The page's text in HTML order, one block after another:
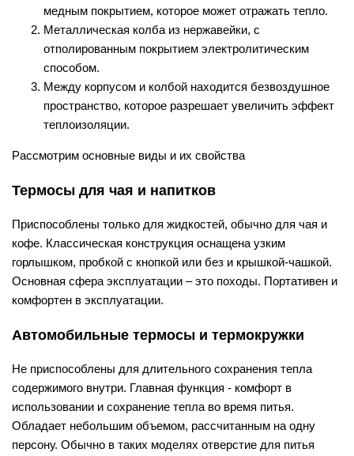
медным покрытием, которое может отражать тепло.
Металлическая колба из нержавейки, с
отполированным покрытием электролитическим
способом.
Между корпусом и колбой находится безвоздушное
пространство, которое разрешает увеличить эффект
теплоизоляции.
Рассмотрим основные виды и их свойства
Термосы для чая и напитков
Приспособлены только для жидкостей, обычно для чая и
кофе. Классическая конструкция оснащена узким
горлышком, пробкой с кнопкой или без и крышкой-чашкой.
Основная сфера эксплуатации – это походы. Портативен и
комфортен в эксплуатации.
Автомобильные термосы и термокружки
Не приспособлены для длительного сохранения тепла
содержимого внутри. Главная функция - комфорт в
использовании и сохранение тепла во время питья.
Обладает небольшим объемом, рассчитанным на одну
персону. Обычно в таких моделях отверстие для питья